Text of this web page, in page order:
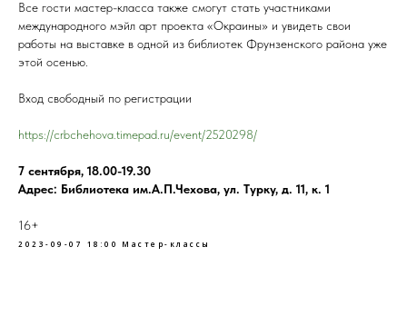
Все гости мастер-класса также смогут стать участниками
международного мэйл арт проекта «Окраины» и увидеть свои
работы на выставке в одной из библиотек Фрунзенского района уже
этой осенью.
Вход свободный по регистрации
https://crbchehova.timepad.ru/event/2520298/
7 сентября, 18.00-19.30
Адрес: Библиотека им.А.П.Чехова, ул. Турку, д. 11, к. 1
16+
2023-09-07 18:00 Мастер-классы